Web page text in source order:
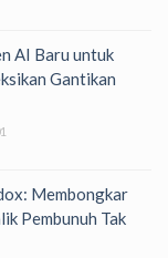
AI Baru untuk
Gantikan
Membongkar
Pembunuh Tak